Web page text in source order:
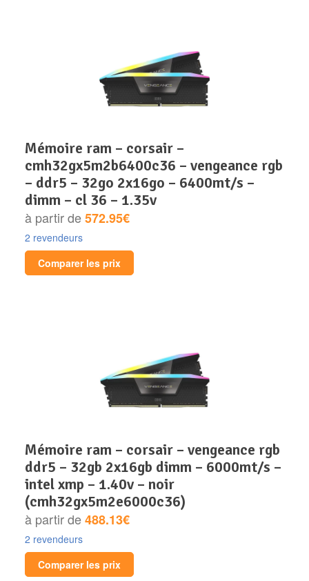
mémoire ram – corsair –
cmh32gx5m2b6400c36 – vengeance rgb
– ddr5 – 32go 2x16go – 6400mt/s –
dimm – cl 36 – 1.35v
à partir de572.95€
2 revendeurs
Comparer les prix
mémoire ram – corsair – vengeance rgb
ddr5 – 32gb 2x16gb dimm – 6000mt/s –
intel xmp – 1.40v – noir
(cmh32gx5m2e6000c36)
à partir de488.13€
2 revendeurs
Comparer les prix